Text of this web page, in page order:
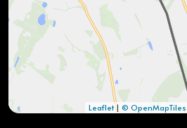
Leaflet| © OpenMapTiles